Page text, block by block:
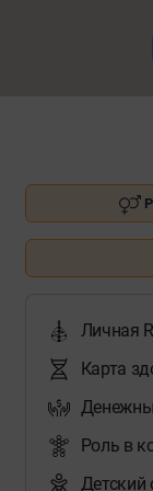
Личная
Карта
Роль в
Детский